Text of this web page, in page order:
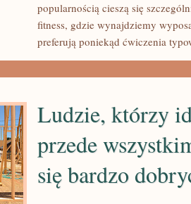
ORAZ
popularnością cieszą się
fitness, gdzie wynajdziemy
preferują poniekąd ćwiczenia
Ludzie, którzy
przede
się bardzo